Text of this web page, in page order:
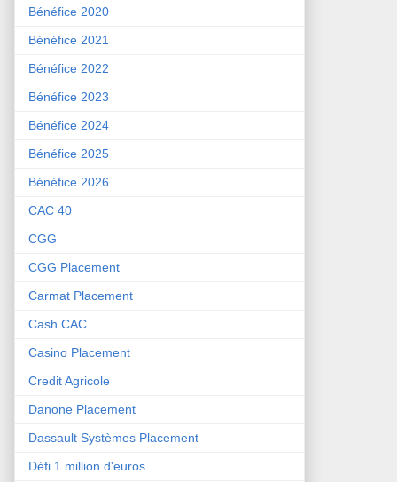
Bénéfice 2020
Bénéfice 2021
Bénéfice 2022
Bénéfice 2023
Bénéfice 2024
Bénéfice 2025
Bénéfice 2026
CAC 40
CGG
CGG Placement
Carmat Placement
Cash CAC
Casino Placement
Credit Agricole
Danone Placement
Dassault Systèmes Placement
Défi 1 million d'euros